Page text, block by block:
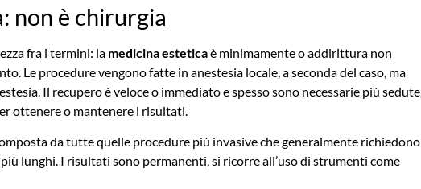
non è chirurgia
fra i termini: la medicina esteticaè minimamente o addirittura non
Le procedure vengono fatte in anestesia locale, a seconda del caso, ma
Il recupero è veloce o immediato e spesso sono necessarie più sedute,
ottenere o mantenere i risultati.
da tutte quelle procedure più invasive che generalmente richiedono
lunghi. I risultati sono permanenti, si ricorre all’uso di strumenti come